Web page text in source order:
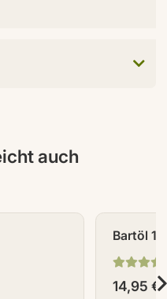
auch
Bartöl
14,95 €*